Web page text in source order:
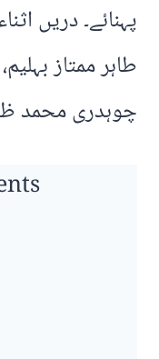
پہنائے۔ دریں
طاہر ممتاز
چوہدری محمد